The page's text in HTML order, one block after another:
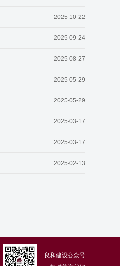
2025-10-22
2025-09-24
2025-08-27
2025-05-29
2025-05-29
2025-03-17
2025-03-17
2025-02-13
良和建设公众号